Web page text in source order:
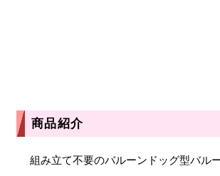
商品紹介
組み立て不要のバルーンドッグ型バル